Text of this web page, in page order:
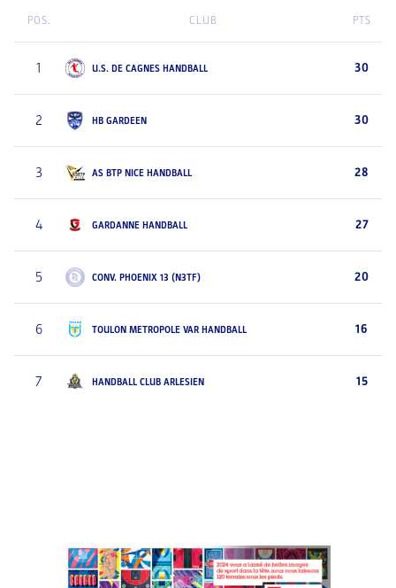
POS. CLUB PTS
1 U.S. DE CAGNES HANDBALL 30
2 HB GARDEEN 30
3 AS BTP NICE HANDBALL 28
4 GARDANNE HANDBALL 27
5 CONV. PHOENIX 13 (N3TF) 20
6 TOULON METROPOLE VAR HANDBALL 16
7 HANDBALL CLUB ARLESIEN 15